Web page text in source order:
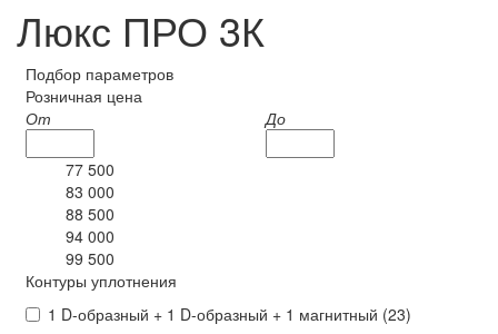
Люкс ПРО 3К
Подбор параметров
Розничная цена
От
До
77 500
83 000
88 500
94 000
99 500
Контуры уплотнения
1 D-образный + 1 D-образный + 1 магнитный (23)